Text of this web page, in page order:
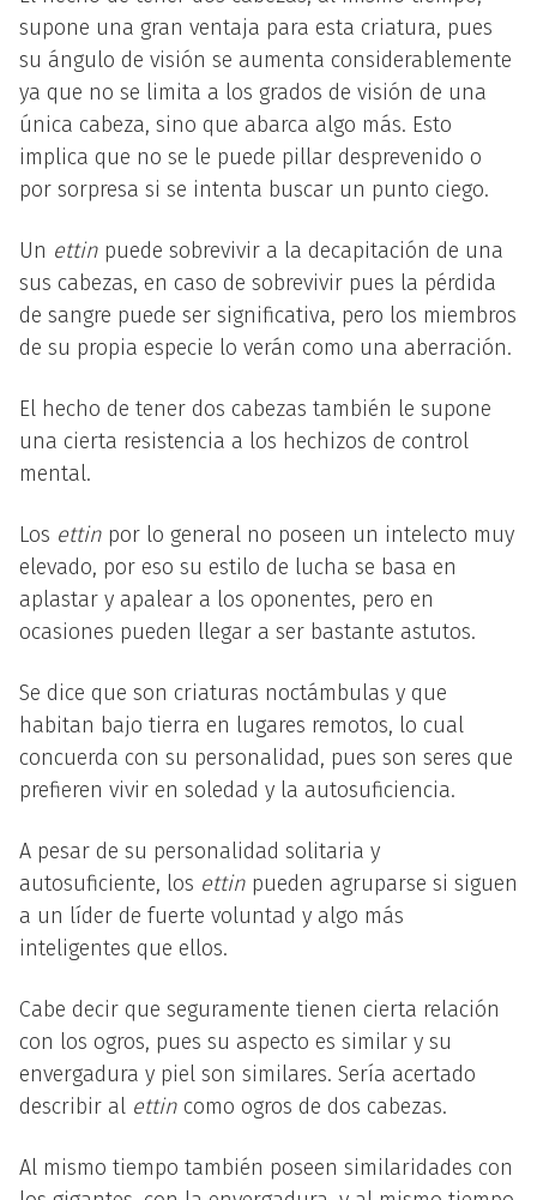
supone una gran ventaja para esta criatura, pues
su ángulo de visión se aumenta considerablemente
ya que no se limita a los grados de visión de una
única cabeza, sino que abarca algo más. Esto
implica que no se le puede pillar desprevenido o
por sorpresa si se intenta buscar un punto ciego.
Un ettin puede sobrevivir a la decapitación de una
sus cabezas, en caso de sobrevivir pues la pérdida
de sangre puede ser significativa, pero los miembros
de su propia especie lo verán como una aberración.
El hecho de tener dos cabezas también le supone
una cierta resistencia a los hechizos de control
mental.
Los ettin por lo general no poseen un intelecto muy
elevado, por eso su estilo de lucha se basa en
aplastar y apalear a los oponentes, pero en
ocasiones pueden llegar a ser bastante astutos.
Se dice que son criaturas noctámbulas y que
habitan bajo tierra en lugares remotos, lo cual
concuerda con su personalidad, pues son seres que
prefieren vivir en soledad y la autosuficiencia.
A pesar de su personalidad solitaria y
autosuficiente, los ettin pueden agruparse si siguen
a un líder de fuerte voluntad y algo más
inteligentes que ellos.
Cabe decir que seguramente tienen cierta relación
con los ogros, pues su aspecto es similar y su
envergadura y piel son similares. Sería acertado
describir al ettin como ogros de dos cabezas.
Al mismo tiempo también poseen similaridades con